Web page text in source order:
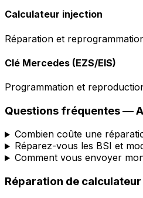
Calculateur injection
Réparation et
Clé Mercedes (EZS/EIS)
Programmation et
Questions fréquentes —
Combien coûte une
Réparez-vous les BSI et
Comment vous envoyer
Réparation de